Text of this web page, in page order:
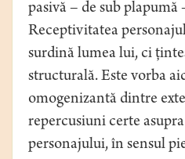
pasivă – de sub plapumă
Receptivitatea
surdină lumea lui, ci
structurală. Este vorba
omogenizantă dintre
repercusiuni certe
personajului, în sensul